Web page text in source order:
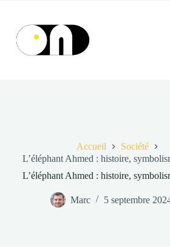
contenu
Accueil
Société
L’éléphant Ahmed : histoire,
L’éléphant Ahmed : histoire,
Marc 5 septembre